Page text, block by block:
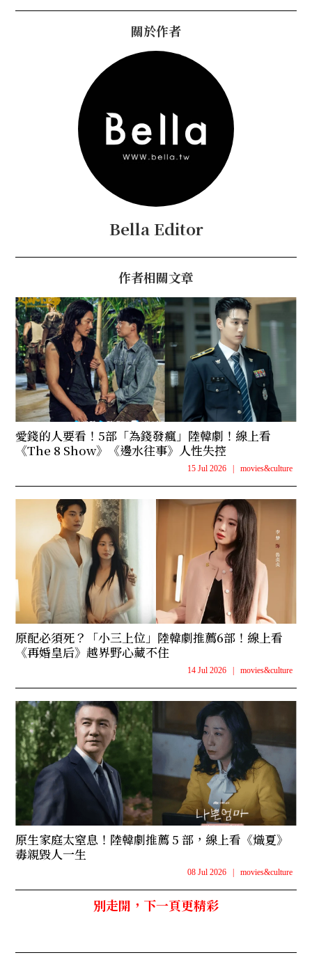
關於作者
Bella Editor
作者相關文章
愛錢的人要看！5部「為錢發瘋」陸韓劇！線上看
《The 8 Show》《邊水往事》人性失控
15 Jul 2026 movies&culture
原配必須死？「小三上位」陸韓劇推薦6部！線上看
《再婚皇后》越界野心藏不住
14 Jul 2026 movies&culture
原生家庭太窒息！陸韓劇推薦 5 部，線上看《熾夏》
毒親毀人一生
08 Jul 2026 movies&culture
別走開，下一頁更精彩